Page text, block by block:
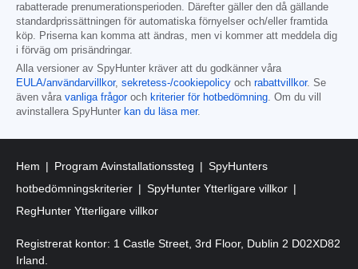
rabatterade prenumerationsperioden. Därefter gäller den då gällande
standardprissättningen för automatiska förnyelser och/eller framtida
köp. Priserna kan komma att ändras, men vi kommer att meddela dig
i förväg om prisändringar.
Alla versioner av SpyHunter kräver att du godkänner våra
EULA/användarvillkor, sekretess-/cookiepolicy och rabattvillkor. Se
även våra vanliga frågoroch kriterier för hotbedömning. Om du vill
avinstallera SpyHunter kan du läsa mer.
Hem Program Avinstallationssteg
SpyHunters
hotbedömningskriterier
SpyHunter Ytterligare villkor
RegHunter Ytterligare villkor
Registrerat kontor: 1 Castle Street, 3rd Floor, Dublin 2 D02XD82
Irland.